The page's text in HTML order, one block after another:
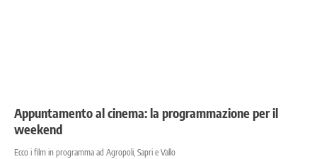
Appuntamento al cinema: la programmazione per il
weekend
Ecco i film in programma ad Agropoli, Sapri e Vallo